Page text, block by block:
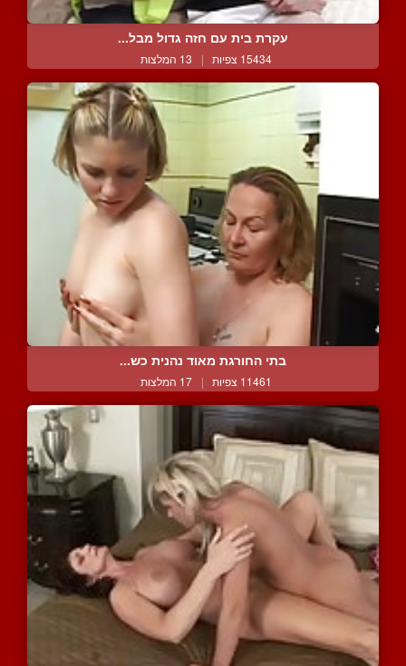
עקרת בית עם חזה גדול מבל...
15434 צפיות | 13 המלצות
בתי החורגת מאוד נהנית כש...
11461 צפיות | 17 המלצות